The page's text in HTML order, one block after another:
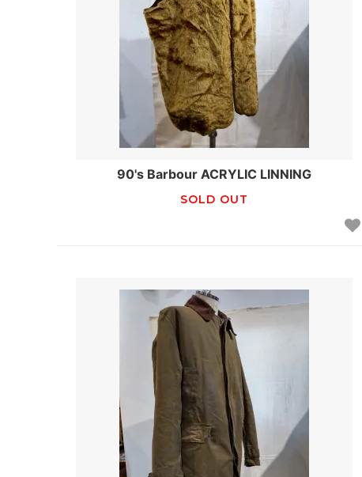
90's Barbour ACRYLIC LINNING
SOLD OUT